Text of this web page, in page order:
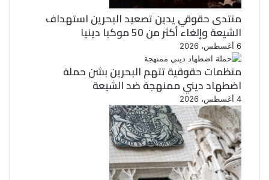
منتدى حقوقي يدين تصعيد البحرين استهداف
الشيعة وإلغاء أكثر من 50 موكبا دينيا
6 أغسطس، 2026
منظمات حقوقية تتهم البحرين بشن حملة
اضطهاد ديني ممنهجة ضد الشيعة
4 أغسطس، 2026